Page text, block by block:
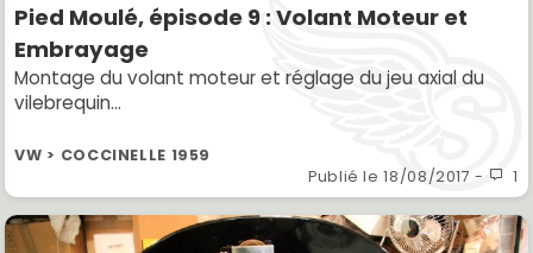
Pied Moulé, épisode 9 : Volant Moteur et
Embrayage
Montage du volant moteur et réglage du jeu axial du
vilebrequin...
VW > COCCINELLE 1959
Publié le18/08/2017 - 1